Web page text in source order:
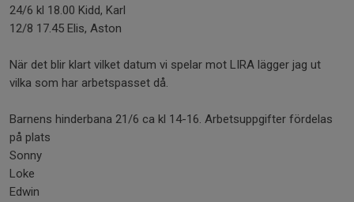
24/6 kl 18.00 Kidd, Karl
12/8 17.45 Elis, Aston
När det blir klart vilket datum vi spelar mot LIRA lägger jag ut
vilka som har arbetspasset då.
Barnens hinderbana 21/6 ca kl 14-16. Arbetsuppgifter fördelas
på plats
Sonny
Loke
Edwin